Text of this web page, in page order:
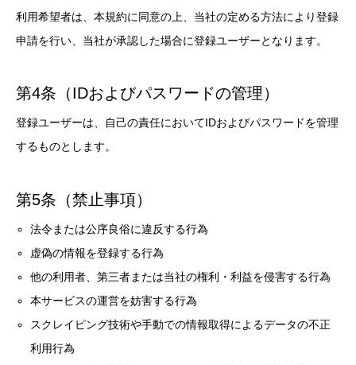
利用希望者は、本規約に同意の上、当社の定める方法により登録
申請を行い、当社が承認した場合に登録ユーザーとなります。
第4条（IDおよびパスワードの管理）
登録ユーザーは、自己の責任においてIDおよびパスワードを管理
するものとします。
第5条（禁止事項）
法令または公序良俗に違反する行為
虚偽の情報を登録する行為
他の利用者、第三者または当社の権利・利益を侵害する行為
本サービスの運営を妨害する行為
スクレイピング技術や手動での情報取得によるデータの不正
利用行為